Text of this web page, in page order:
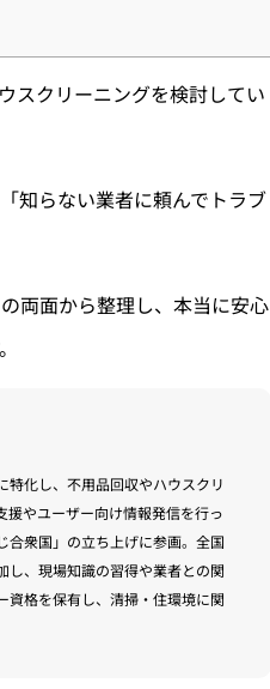
スクリーニングを検討してい
知らない業者に頼んでトラブ
両面から整理し、本当に安心
化し、不用品回収やハウスクリ
援やユーザー向け情報発信を行っ
合衆国」の立ち上げに参画。全国
し、現場知識の習得や業者との関
資格を保有し、清掃・住環境に関